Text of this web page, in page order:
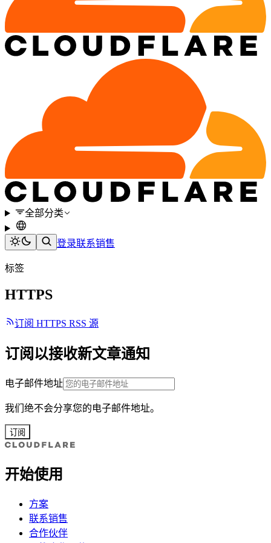
全部分类
登录联系销售
标签
HTTPS
订阅 HTTPS RSS 源
订阅以接收新文章通知
电子邮件地址
我们绝不会分享您的电子邮件地址。
订阅
开始使用
方案
联系销售
合作伙伴